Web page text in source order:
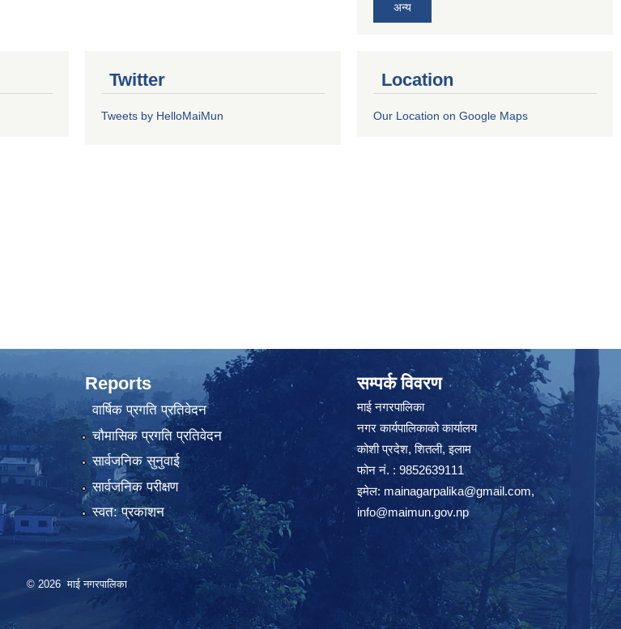
अन्य
Twitter
Tweets by HelloMaiMun
Location
Our Location on Google Maps
Reports
वार्षिक प्रगति प्रतिवेदन
चौमासिक प्रगति प्रतिवेदन
सार्वजनिक सुनुवाई
सार्वजनिक परीक्षण
स्वत: प्रकाशन
सम्पर्क विवरण
माई नगरपालिका
नगर कार्यपालिकाको कार्यालय
कोशी प्रदेश, शितली, इलाम
फोन नं. : 9852639111
इमेल: mainagarpalika@gmail.com,
info@maimun.gov.np
© 2026 माई नगरपालिका